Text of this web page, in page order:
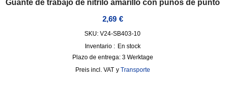
Guante de trabajo de nitrilo amarillo con puños de punto
2,69 €
SKU: V24-SB403-10
Inventario : En stock
Plazo de entrega: 3 Werktage
incl. VAT y Transporte